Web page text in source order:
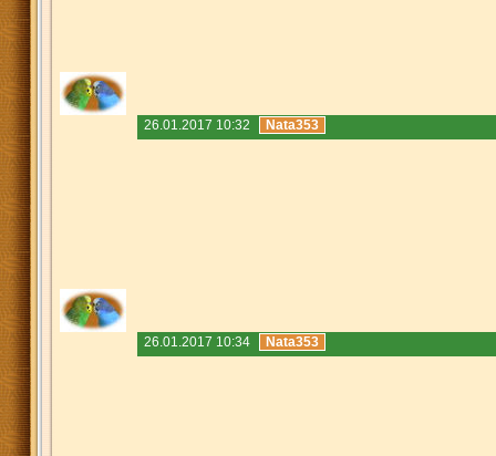
26.01.2017 10:32 Nata353
26.01.2017 10:34 Nata353